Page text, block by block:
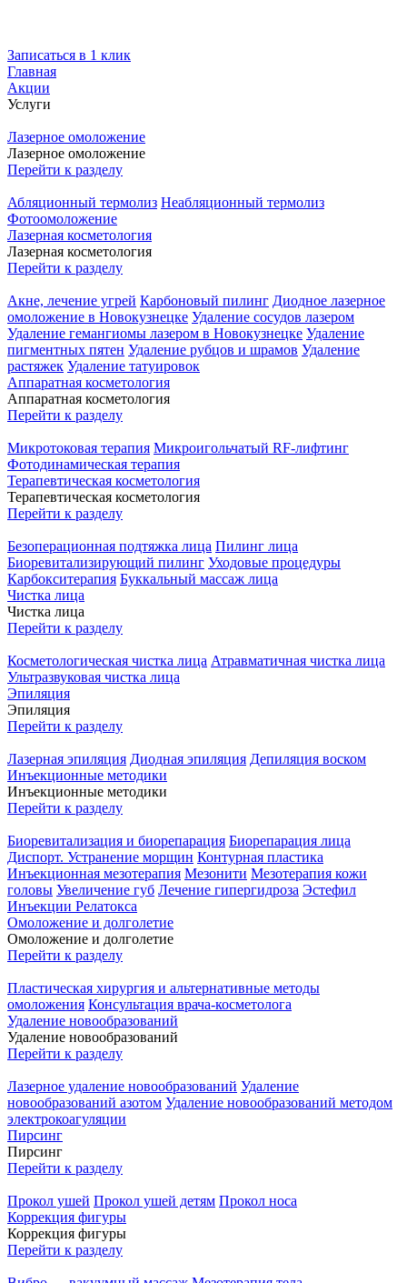
Записаться в 1 клик
Главная
Акции
Услуги
Лазерное омоложение
Лазерное омоложение
Перейти к разделу
Абляционный термолиз Неабляционный термолиз
Фотоомоложение
Лазерная косметология
Лазерная косметология
Перейти к разделу
Акне, лечение угрей Карбоновый пилинг Диодное лазерное
омоложение в Новокузнецке Удаление сосудов лазером
Удаление гемангиомы лазером в Новокузнецке Удаление
пигментных пятен Удаление рубцов и шрамов Удаление
растяжек Удаление татуировок
Аппаратная косметология
Аппаратная косметология
Перейти к разделу
Микротоковая терапия Микроигольчатый RF-лифтинг
Фотодинамическая терапия
Терапевтическая косметология
Терапевтическая косметология
Перейти к разделу
Безоперационная подтяжка лица Пилинг лица
Биоревитализирующий пилинг Уходовые процедуры
Карбокситерапия Буккальный массаж лица
Чистка лица
Чистка лица
Перейти к разделу
Косметологическая чистка лица Атравматичная чистка лица
Ультразвуковая чистка лица
Эпиляция
Эпиляция
Перейти к разделу
Лазерная эпиляция Диодная эпиляция Депиляция воском
Инъекционные методики
Инъекционные методики
Перейти к разделу
Биоревитализация и биорепарация Биорепарация лица
Диспорт. Устранение морщин Контурная пластика
Инъекционная мезотерапия Мезонити Мезотерапия кожи
головы Увеличение губ Лечение гипергидроза Эстефил
Инъекции Релатокса
Омоложение и долголетие
Омоложение и долголетие
Перейти к разделу
Пластическая хирургия и альтернативные методы
омоложения Консультация врача-косметолога
Удаление новообразований
Удаление новообразований
Перейти к разделу
Лазерное удаление новообразований Удаление
новообразований азотом Удаление новообразований методом
электрокоагуляции
Пирсинг
Пирсинг
Перейти к разделу
Прокол ушей Прокол ушей детям Прокол носа
Коррекция фигуры
Коррекция фигуры
Перейти к разделу